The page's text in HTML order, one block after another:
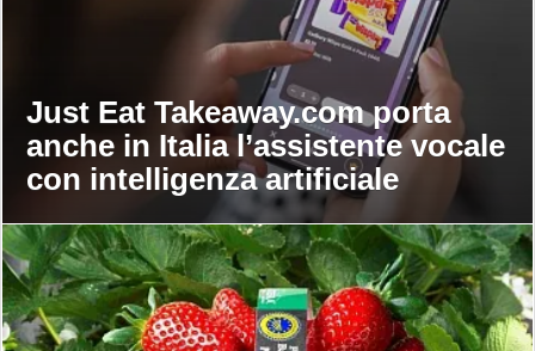
Just Eat Takeaway.com porta
anche in Italia l’assistente vocale
con intelligenza artificiale